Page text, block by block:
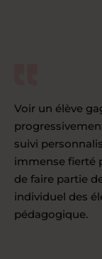
Voir un élève
suivi
immense fierté
de faire partie
individuel des
pédagogique.